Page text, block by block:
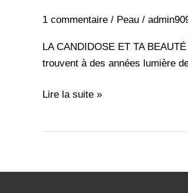
1 commentaire / Peau /
LA CANDIDOSE ET TA
trouvent à des années lumière
Lire la suite »